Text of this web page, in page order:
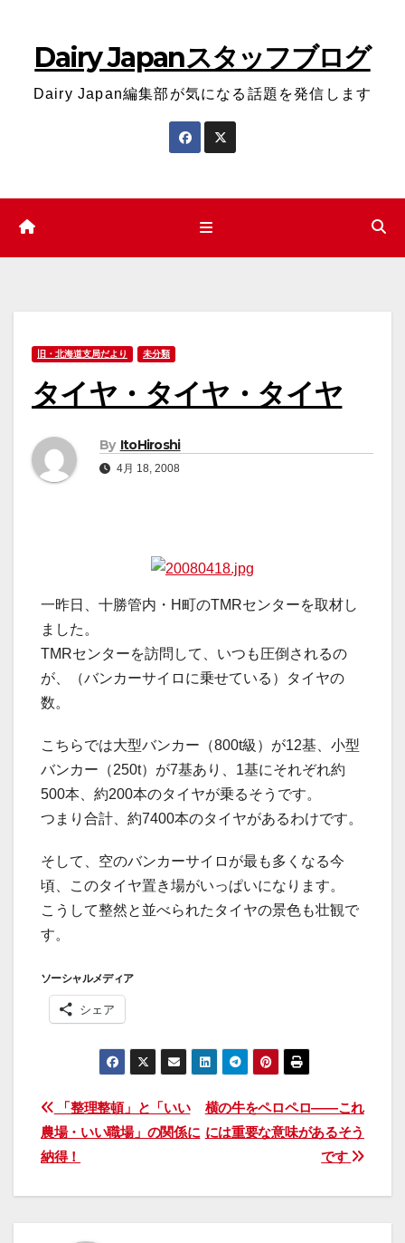
キ
プ
Dairy Japanスタッフブログ
Dairy Japan編集部が気になる話題を発信します
旧・北海道支局だより 未分類
タイヤ・タイヤ・タイヤ
By ItoHiroshi
4月 18, 2008
一昨日、十勝管内・H町のTMRセンターを取材し
ました。
TMRセンターを訪問して、いつも圧倒されるの
が、（バンカーサイロに乗せている）タイヤの
数。
こちらでは大型バンカー（800t級）が12基、小型
バンカー（250t）が7基あり、1基にそれぞれ約
500本、約200本のタイヤが乗るそうです。
つまり合計、約7400本のタイヤがあるわけです。
そして、空のバンカーサイロが最も多くなる今
頃、このタイヤ置き場がいっぱいになります。
こうして整然と並べられたタイヤの景色も壮観で
す。
ソーシャルメディア
シェア
投
稿
ナ
横の牛をペロペロ――これ
には重要な意味があるそう
です
「整理整頓」と「いい
農場・いい職場」の関係に
納得！